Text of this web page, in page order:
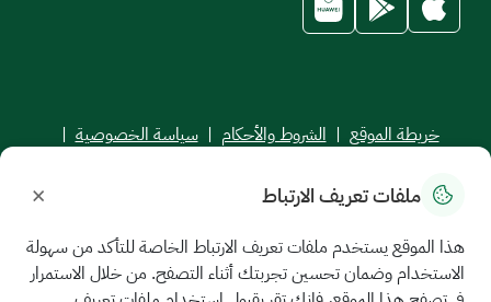
خريطة الموقع | الشروط والأحكام | سياسة الخصوصية |
جميع الحقوق محفوظة للجامعة السعودية الإلكترونية © 2026
ملفات تعريف الارتباط ×
هذا الموقع يستخدم ملفات تعريف الارتباط الخاصة للتأكد من سهولة
الاستخدام وضمان تحسين تجربتك أثناء التصفح. من خلال الاستمرار